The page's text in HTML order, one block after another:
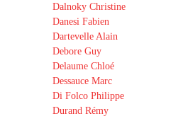
Dalnoky Christine
Danesi Fabien
Dartevelle Alain
Debore Guy
Delaume Chloé
Dessauce Marc
Di Folco Philippe
Durand Rémy